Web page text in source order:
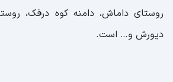
روستای داماش، دامنه کوه درفک،
دیورش و… است.